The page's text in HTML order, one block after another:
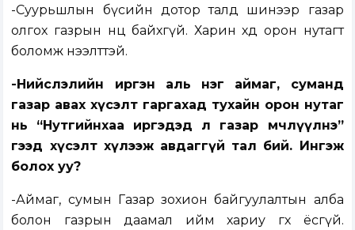
-Суурьшлын бүсийн дотор талд шинээр газар
олгох газрын нөөц байхгүй. Харин хөдөө орон нутагт
боломж нээлттэй.
-Нийслэлийн иргэн аль нэг аймаг, суманд
газар авах хүсэлт гаргахад тухайн орон нутаг
нь “Нутгийнхаа иргэдэд л газар өмчлүүлнэ”
гээд хүсэлт хүлээж авдаггүй тал бий. Ингэж
болох уу?
-Аймаг, сумын Газар зохион байгуулалтын алба
болон газрын даамал ийм хариу өгөх ёсгүй.